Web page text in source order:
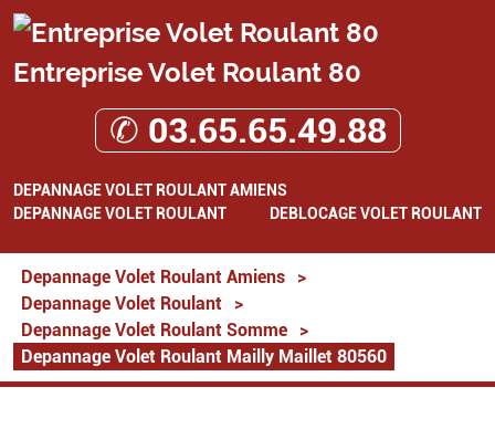
Entreprise Volet Roulant 80
✆ 03.65.65.49.88
DEPANNAGE VOLET ROULANT AMIENS
DEPANNAGE VOLET ROULANT
DEBLOCAGE VOLET ROULANT
Depannage Volet Roulant Amiens
>
Depannage Volet Roulant
>
Depannage Volet Roulant Somme
>
Depannage Volet Roulant Mailly Maillet 80560